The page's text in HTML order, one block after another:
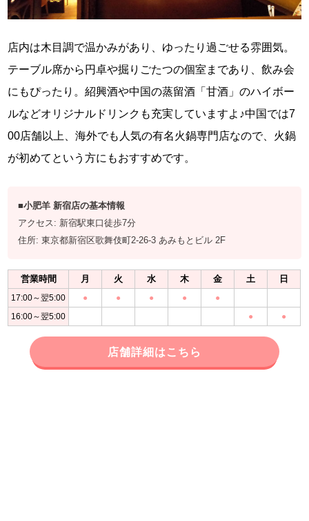
店内は木目調で温かみがあり、ゆったり過ごせる雰囲気。
テーブル席から円卓や掘りごたつの個室まであり、飲み会
にもぴったり。紹興酒や中国の蒸留酒「甘酒」のハイボー
ルなどオリジナルドリンクも充実していますよ♪中国では7
00店舗以上、海外でも人気の有名火鍋専門店なので、火鍋
が初めてという方にもおすすめです。
■小肥羊 新宿店の基本情報
アクセス: 新宿駅東口徒歩7分
住所: 東京都新宿区歌舞伎町2-26-3 あみもとビル 2F
営業時間 月 火 水 木 金 土
日
17:00～翌5:00
● ● ● ●
●
16:00～翌5:00
● ●
店舗詳細はこちら